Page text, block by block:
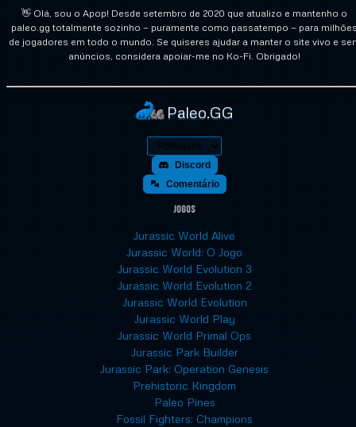
👋 Olá, sou o Apop! Desde setembro de 2020 que atualizo e mantenho o
paleo.gg totalmente sozinho — puramente como passatempo — para
de jogadores em todo o mundo. Se quiseres ajudar a manter o site vivo e
anúncios, considera apoiar-me no Ko-Fi. Obrigado!
Paleo.GG
Discord
Comentário
Jogos
Jurassic World Alive
Jurassic World: O Jogo
Jurassic World Evolution 3
Jurassic World Evolution 2
Jurassic World Evolution
Jurassic World Play
Jurassic World Primal Ops
Jurassic Park Builder
Jurassic Park: Operation Genesis
Prehistoric Kingdom
Paleo Pines
Fossil Fighters: Champions